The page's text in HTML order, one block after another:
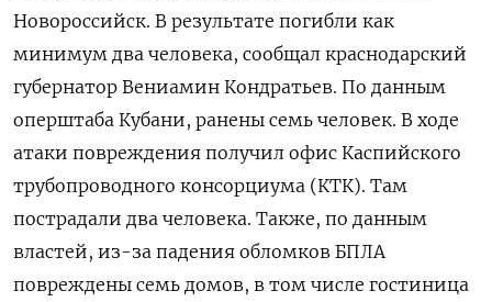
Новороссийск. В результате погибли как
минимум два человека, сообщал краснодарский
губернатор Вениамин Кондратьев. По данным
оперштаба Кубани, ранены семь человек. В ходе
атаки повреждения получил офис Каспийского
трубопроводного консорциума (КТК). Там
пострадали два человека. Также, по данным
властей, из-за падения обломков БПЛА
повреждены семь домов, в том числе гостиница